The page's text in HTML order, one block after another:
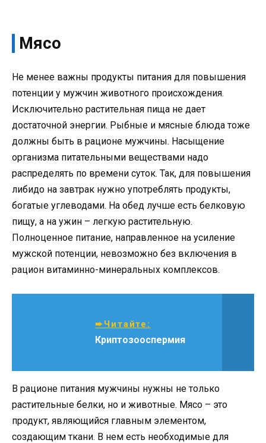
Мясо
Не менее важны продукты питания для повышения
потенции у мужчин животного происхождения.
Исключительно растительная пища не дает
достаточной энергии. Рыбные и мясные блюда тоже
должны быть в рационе мужчины. Насыщение
организма питательными веществами надо
распределять по времени суток. Так, для повышения
либидо на завтрак нужно употреблять продукты,
богатые углеводами. На обед лучше есть белковую
пищу, а на ужин – легкую растительную.
Полноценное питание, направленное на усиление
мужской потенции, невозможно без включения в
рацион витаминно-минеральных комплексов.
➨Читайте:
Криптозооспермия
В рационе питания мужчины нужны не только
растительные белки, но и животные. Мясо – это
продукт, являющийся главным элементом,
создающим ткани. В нем есть необходимые для